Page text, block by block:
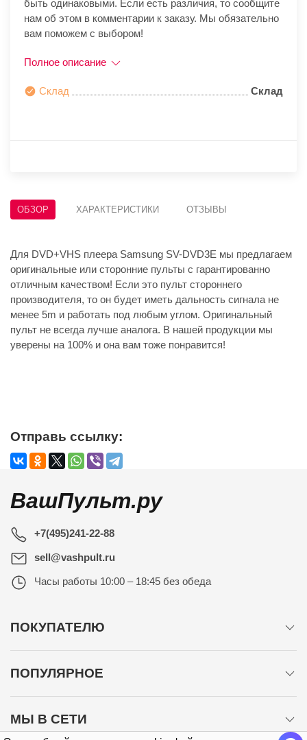
быть одинаковыми. Если есть различия, то сообщите
нам об этом в комментарии к заказу. Мы обязательно
вам поможем с выбором!
Полное описание
Склад Склад
ОБЗОР ХАРАКТЕРИСТИКИ ОТЗЫВЫ
Для DVD+VHS плеера Samsung SV-DVD3E мы предлагаем
оригинальные или сторонние пульты с гарантированно
отличным качеством! Если это пульт стороннего
производителя, то он будет иметь дальность сигнала не
менее 5m и работать под любым углом. Оригинальный
пульт не всегда лучше аналога. В нашей продукции мы
уверены на 100% и она вам тоже понравится!
Отправь ссылку:
ВашПульт.ру
+7(495)241-22-88
sell@vashpult.ru
Часы работы 10:00 – 18:45 без обеда
ПОКУПАТЕЛЮ
ПОПУЛЯРНОЕ
МЫ В СЕТИ